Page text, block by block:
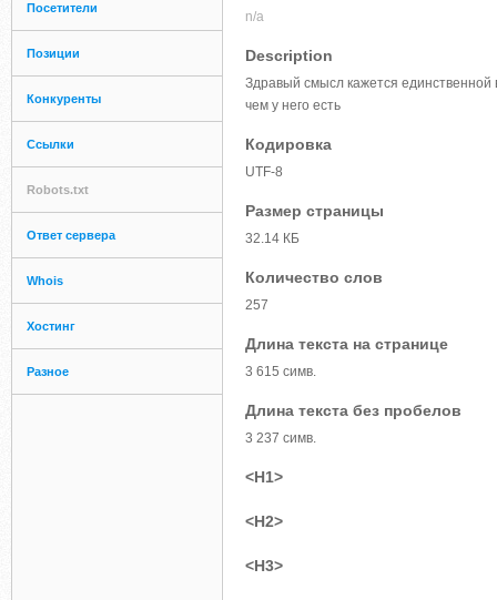
Посетители
Позиции
Конкуренты
Ссылки
Robots.txt
Ответ сервера
Whois
Хостинг
Разное
n/a
Description
Здравый смысл кажется
чем у него есть
Кодировка
UTF-8
Размер страницы
32.14 КБ
Количество слов
257
Длина текста на странице
3 615 симв.
Длина текста без пробелов
3 237 симв.
<H1>
<H2>
<H3>